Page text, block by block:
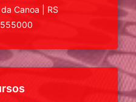
Canoa
RS